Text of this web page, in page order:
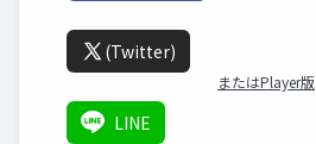
(Twitter)
またはPlayer版
LINE